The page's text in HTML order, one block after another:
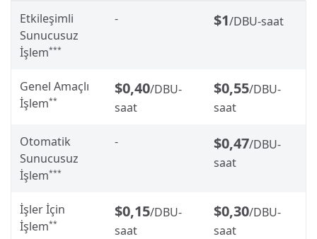
Etkileşimli
Sunucusuz
İşlem***
- $1/DBU-saat
Genel Amaçlı
İşlem**
$0,40/DBU-
saat
$0,55/DBU-
saat
Otomatik
Sunucusuz
İşlem***
- $0,47/DBU-
saat
İşler İçin
İşlem**
$0,15/DBU-
saat
$0,30/DBU-
saat